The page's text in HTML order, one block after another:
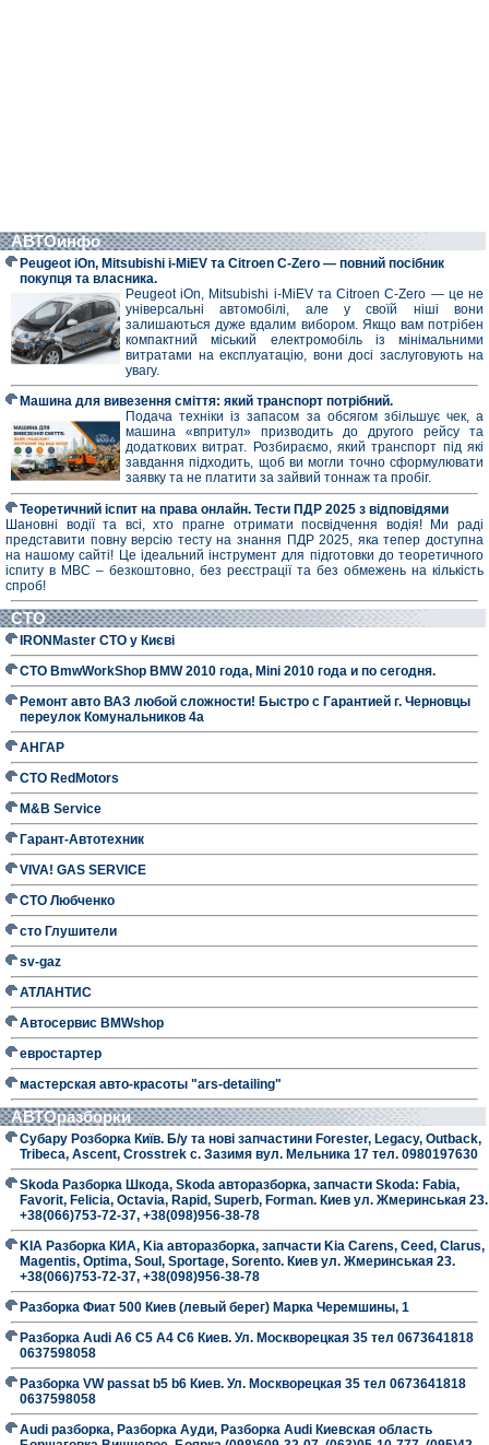
АВТОинфо
Peugeot iOn, Mitsubishi i-MiEV та Citroen C-Zero — повний посібник
покупця та власника.
Peugeot iOn, Mitsubishi i-MiEV та Citroen C-Zero — це не
універсальні автомобілі, але у своїй ніші вони
залишаються дуже вдалим вибором. Якщо вам потрібен
компактний міський електромобіль із мінімальними
витратами на експлуатацію, вони досі заслуговують на
увагу.
Машина для вивезення сміття: який транспорт потрібний.
Подача техніки із запасом за обсягом збільшує чек, а
машина «впритул» призводить до другого рейсу та
додаткових витрат. Розбираємо, який транспорт під які
завдання підходить, щоб ви могли точно сформулювати
заявку та не платити за зайвий тоннаж та пробіг.
Теоретичний іспит на права онлайн. Тести ПДР 2025 з відповідями
Шановні водії та всі, хто прагне отримати посвідчення водія! Ми раді
представити повну версію тесту на знання ПДР 2025, яка тепер доступна
на нашому сайті! Це ідеальний інструмент для підготовки до теоретичного
іспиту в МВС – безкоштовно, без реєстрації та без обмежень на кількість
спроб!
СТО
IRONMaster СТО у Києві
СТО BmwWorkShop BMW 2010 года, Mini 2010 года и по сегодня.
Ремонт авто ВАЗ любой сложности! Быстро с Гарантией г. Черновцы
переулок Комунальников 4а
АНГАР
СТО RedMotors
M&B Service
Гарант-Автотехник
VIVA! GAS SERVICE
СТО Любченко
сто Глушители
sv-gaz
АТЛАНТИС
Автосервис BMWshop
евростартер
мастерская авто-красоты "ars-detailing"
АВТОразборки
Субару Розборка Київ. Б/у та нові запчастини Forester, Legacy, Outback,
Tribeca, Ascent, Crosstrek с. Зазимя вул. Мельника 17 тел. 0980197630
Skoda Разборка Шкода, Skoda авторазборка, запчасти Skoda: Fabia,
Favorit, Felicia, Octavia, Rapid, Superb, Forman. Киев ул. Жмеринськая 23.
+38(066)753-72-37, +38(098)956-38-78
KIA Разборка КИА, Kia авторазборка, запчасти Kia Carens, Ceed, Clarus,
Magentis, Optima, Soul, Sportage, Sorento. Киев ул. Жмеринськая 23.
+38(066)753-72-37, +38(098)956-38-78
Разборка Фиат 500 Киев (левый берег) Марка Черемшины, 1
Разборка Audi A6 C5 A4 C6 Киев. Ул. Москворецкая 35 тел 0673641818
0637598058
Разборка VW passat b5 b6 Киев. Ул. Москворецкая 35 тел 0673641818
0637598058
Audi разборка, Разборка Ауди, Разборка Audi Киевская область